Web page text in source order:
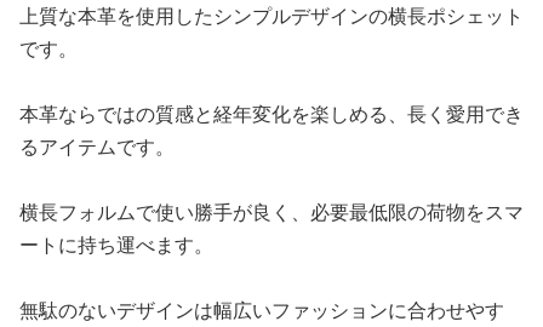
上質な本革を使用したシンプルデザインの横長ポシェット
です。
本革ならではの質感と経年変化を楽しめる、長く愛用でき
るアイテムです。
横長フォルムで使い勝手が良く、必要最低限の荷物をスマ
ートに持ち運べます。
無駄のないデザインは幅広いファッションに合わせやす